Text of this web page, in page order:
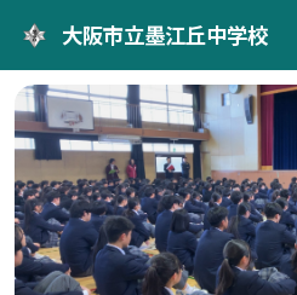
大阪市立墨江丘中学校